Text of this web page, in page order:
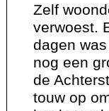
Zelf
verwoest.
dagen
nog een
de
touw op